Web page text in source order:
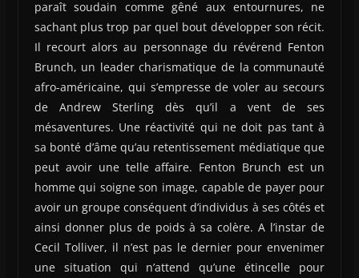
paraît soudain comme gêné aux entournures, ne
sachant plus trop par quel bout développer son récit.
Il recourt alors au personnage du révérend Fenton
Brunch, un leader charismatique de la communauté
afro-américaine, qui s’empresse de voler au secours
de Andrew Sterling dès qu’il a vent de ses
mésaventures. Une réactivité qui ne doit pas tant à
sa bonté d’âme qu’au retentissement médiatique que
peut avoir une telle affaire. Fenton Brunch est un
homme qui soigne son image, capable de payer pour
avoir un groupe conséquent d’individus à ses côtés et
ainsi donner plus de poids à sa colère. A l’instar de
Cecil Tolliver, il n’est pas le dernier pour envenimer
une situation qui n’attend qu’une étincelle pour